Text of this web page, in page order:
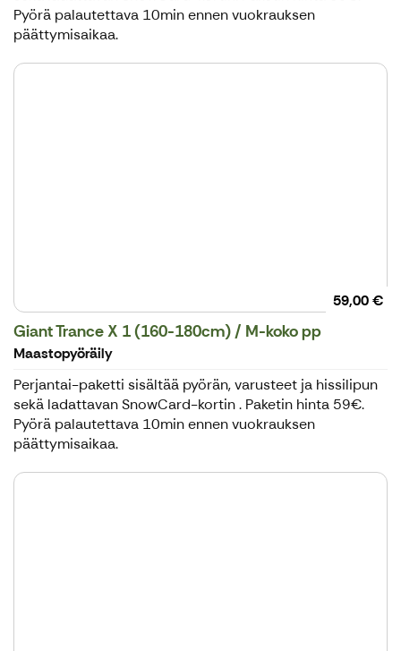
Pyörä palautettava 10min ennen vuokrauksen
päättymisaikaa.
59,00 €
Giant Trance X 1 (160-180cm) / M-koko pp
Maastopyöräily
Perjantai-paketti sisältää pyörän, varusteet ja hissilipun
sekä ladattavan SnowCard-kortin . Paketin hinta 59€.
Pyörä palautettava 10min ennen vuokrauksen
päättymisaikaa.